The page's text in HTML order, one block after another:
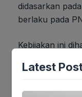
didasarkan
berlaku pada
Kebijakan ini
di Indonesia,
Latest